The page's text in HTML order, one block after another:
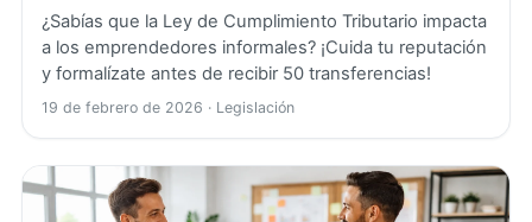
¿Sabías que la Ley de Cumplimiento Tributario impacta
a los emprendedores informales? ¡Cuida tu reputación
y formalízate antes de recibir 50 transferencias!
19 de febrero de 2026 · Legislación